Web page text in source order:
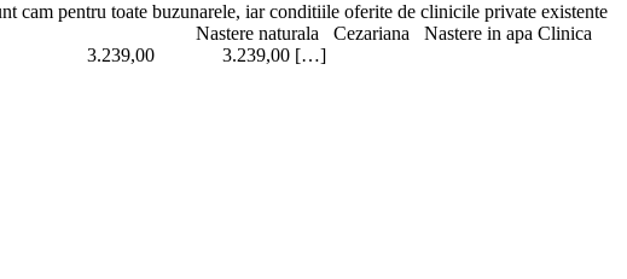
cam pentru toate buzunarele, iar conditiile oferite de clinicile private existente
clinicii Nastere naturala Cezariana Nastere in apa Clinica
3.239,00 3.239,00 […]